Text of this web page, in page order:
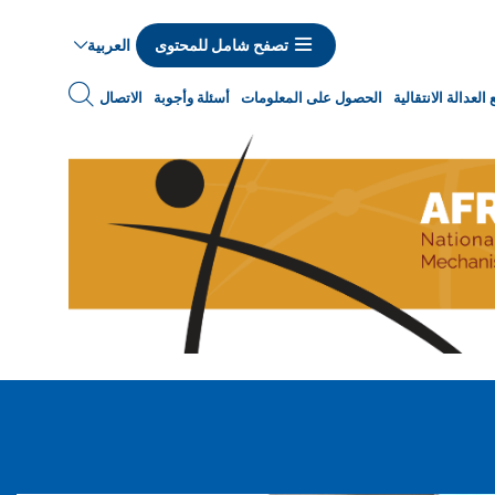
تصفح شامل للمحتوى العربية
الانتقالية الحصول على المعلومات أسئلة وأجوبة الاتصال